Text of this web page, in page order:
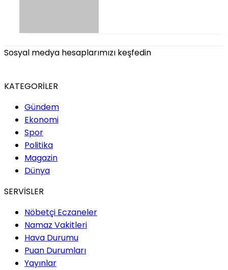
Sosyal medya hesaplarımızı keşfedin
KATEGORİLER
Gündem
Ekonomi
Spor
Politika
Magazin
Dünya
SERVİSLER
Nöbetçi Eczaneler
Namaz Vakitleri
Hava Durumu
Puan Durumları
Yayınlar